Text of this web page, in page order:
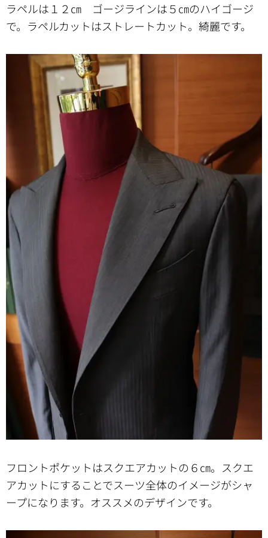
ラペルは１２㎝ ゴージラインは５㎝のハイゴージ
で。ラペルカットはストレートカット。綺麗です。
フロントポケットはスクエアカットの６㎝。スクエ
アカットにすることでスーツ全体のイメージがシャ
ープになります。オススメのデザインです。